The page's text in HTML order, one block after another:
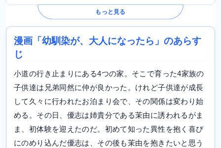
もっと見る
漫画「幼馴染が、大人になったら」のあらす
じ
小道の行き止まりにある4つの家。そこで育った4家族の
子供達は兄弟同然に仲が良かった。けれど子供達が成長
して久々に行われたお泊まり会で、その関係は変わり始
める。その日、優志は姉貴分である茉由に誘われるがま
ま、初体験を迎えたのだ。初めて知った異性を抱く喜び
にのめり込んだ優志は、その後も茉由を抱きたいと思う